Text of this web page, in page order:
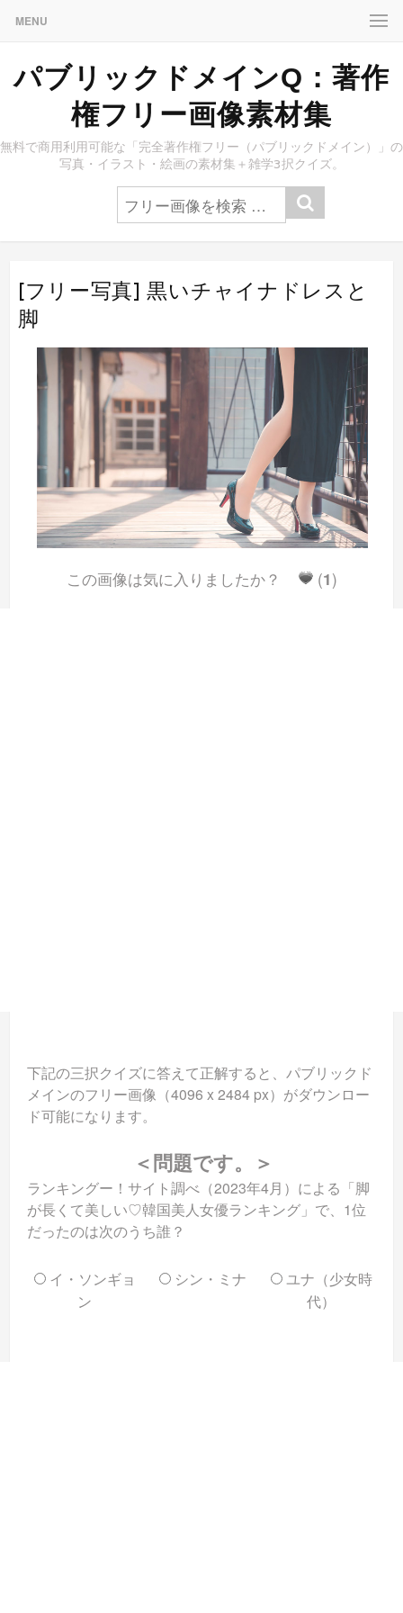
MENU
パブリックドメインQ：著作
権フリー画像素材集
無料で商用利用可能な「完全著作権フリー（パブリックドメイン）」の
写真・イラスト・絵画の素材集＋雑学3択クイズ。
[フリー写真] 黒いチャイナドレスと
脚
この画像は気に入りましたか？ (1)
下記の三択クイズに答えて正解すると、パブリックド
メインのフリー画像（4096 x 2484 px）がダウンロー
ド可能になります。
＜問題です。＞
ランキングー！サイト調べ（2023年4月）による「脚
が長くて美しい♡韓国美人女優ランキング」で、1位
だったのは次のうち誰？
イ・ソンギョ
ン
シン・ミナ
ユナ（少女時
代）